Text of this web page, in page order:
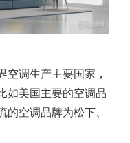
空调生产主要国家，
如美国主要的空调品
空调品牌为松下、